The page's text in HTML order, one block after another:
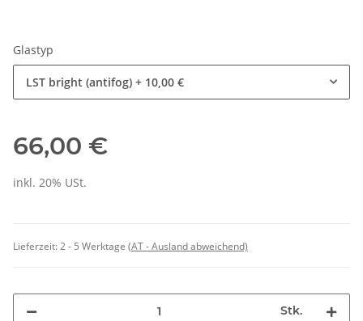
Glastyp
LST bright (antifog) + 10,00 €
66,00 €
inkl. 20% USt.
Lieferzeit:2 - 5 Werktage (AT - Ausland abweichend)
Stk.